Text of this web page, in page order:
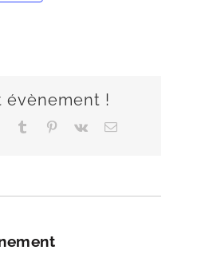
évènement !
LinkedInTumblr Pinterest
Vk Email